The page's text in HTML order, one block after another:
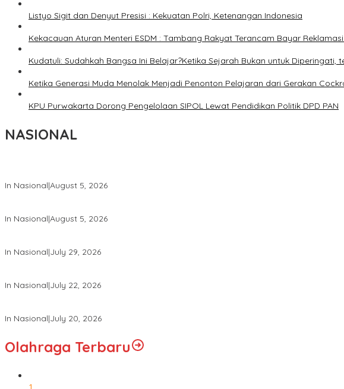
Listyo Sigit dan Denyut Presisi : Kekuatan Polri, Ketenangan Indonesia
Kekacauan Aturan Menteri ESDM : Tambang Rakyat Terancam Bayar
Kudatuli: Sudahkah Bangsa Ini Belajar?Ketika Sejarah Bukan untuk Diperingati,
Ketika Generasi Muda Menolak Menjadi Penonton Pelajaran dari Gerakan
KPU Purwakarta Dorong Pengelolaan SIPOL Lewat Pendidikan Politik DPD PAN
NASIONAL
In Nasional|August 5, 2026
In Nasional|August 5, 2026
In Nasional|July 29, 2026
In Nasional|July 22, 2026
In Nasional|July 20, 2026
Olahraga Terbaru